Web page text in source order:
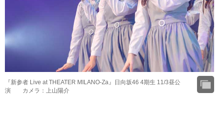
『新参者 Live at THEATER MILANO-Za』日向坂46 4期生 11/3昼公
演 カメラ：上山陽介